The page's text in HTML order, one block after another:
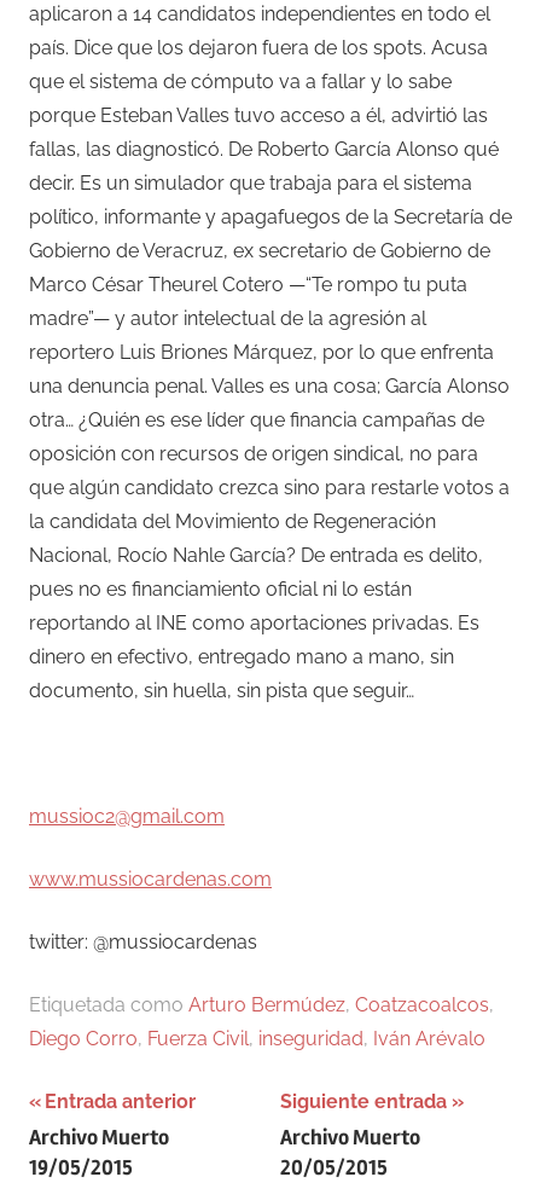
aplicaron a 14 candidatos independientes en todo el
país. Dice que los dejaron fuera de los spots. Acusa
que el sistema de cómputo va a fallar y lo sabe
porque Esteban Valles tuvo acceso a él, advirtió las
fallas, las diagnosticó. De Roberto García Alonso qué
decir. Es un simulador que trabaja para el sistema
político, informante y apagafuegos de la Secretaría de
Gobierno de Veracruz, ex secretario de Gobierno de
Marco César Theurel Cotero —“Te rompo tu puta
madre”— y autor intelectual de la agresión al
reportero Luis Briones Márquez, por lo que enfrenta
una denuncia penal. Valles es una cosa; García Alonso
otra… ¿Quién es ese líder que financia campañas de
oposición con recursos de origen sindical, no para
que algún candidato crezca sino para restarle votos a
la candidata del Movimiento de Regeneración
Nacional, Rocío Nahle García? De entrada es delito,
pues no es financiamiento oficial ni lo están
reportando al INE como aportaciones privadas. Es
dinero en efectivo, entregado mano a mano, sin
documento, sin huella, sin pista que seguir…
mussioc2@gmail.com
www.mussiocardenas.com
twitter: @mussiocardenas
Etiquetada como Arturo Bermúdez, Coatzacoalcos,
Diego Corro, Fuerza Civil, inseguridad, Iván Arévalo
Navegación
de
Entrada anterior
Archivo Muerto
19/05/2015
Siguiente entrada
Archivo Muerto
20/05/2015